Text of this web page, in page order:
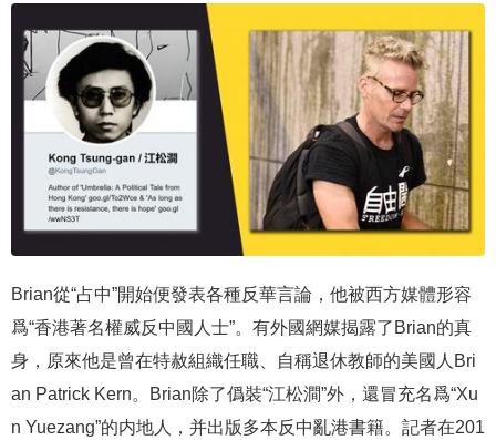
Brian從“占中”開始便發表各種反華言論，他被西方媒體形容
爲“香港著名權威反中國人士”。有外國網媒揭露了Brian的真
身，原來他是曾在特赦組織任職、自稱退休教師的美國人Bri
an Patrick Kern。Brian除了僞裝“江松澗”外，還冒充名爲“Xu
n Yuezang”的内地人，并出版多本反中亂港書籍。記者在201